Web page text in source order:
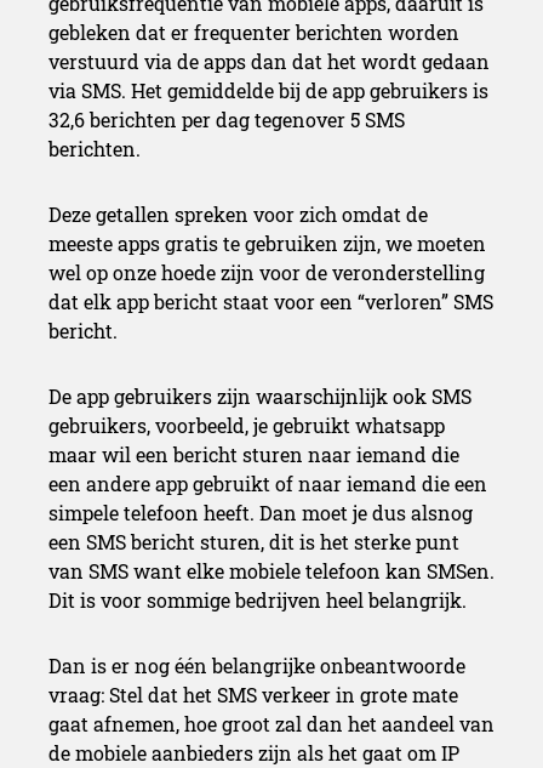
gebleken dat er frequenter berichten worden
verstuurd via de apps dan dat het wordt gedaan
via SMS. Het gemiddelde bij de app gebruikers is
32,6 berichten per dag tegenover 5 SMS
berichten.
Deze getallen spreken voor zich omdat de
meeste apps gratis te gebruiken zijn, we moeten
wel op onze hoede zijn voor de veronderstelling
dat elk app bericht staat voor een “verloren” SMS
bericht.
De app gebruikers zijn waarschijnlijk ook SMS
gebruikers, voorbeeld, je gebruikt whatsapp
maar wil een bericht sturen naar iemand die
een andere app gebruikt of naar iemand die een
simpele telefoon heeft. Dan moet je dus alsnog
een SMS bericht sturen, dit is het sterke punt
van SMS want elke mobiele telefoon kan SMSen.
Dit is voor sommige bedrijven heel belangrijk.
Dan is er nog één belangrijke onbeantwoorde
vraag: Stel dat het SMS verkeer in grote mate
gaat afnemen, hoe groot zal dan het aandeel van
de mobiele aanbieders zijn als het gaat om IP